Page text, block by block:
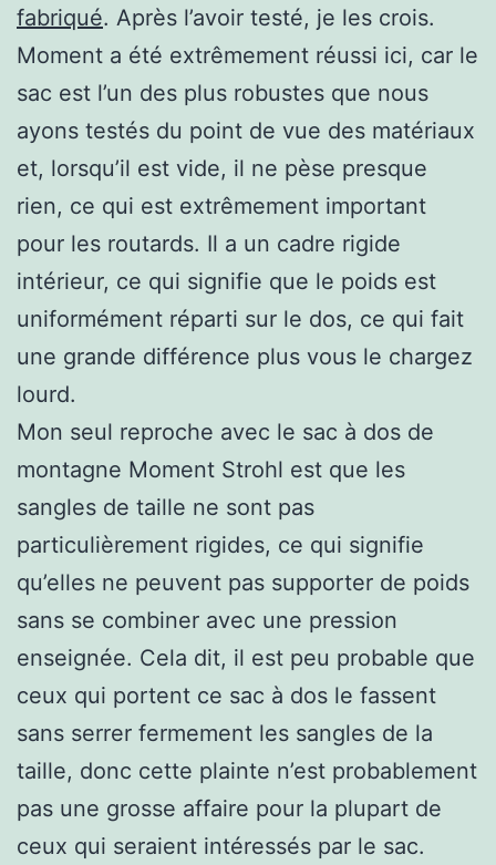
fabriqué. Après l’avoir testé, je les crois.
Moment a été extrêmement réussi ici, car le
sac est l’un des plus robustes que nous
ayons testés du point de vue des matériaux
et, lorsqu’il est vide, il ne pèse presque
rien, ce qui est extrêmement important
pour les routards. Il a un cadre rigide
intérieur, ce qui signifie que le poids est
uniformément réparti sur le dos, ce qui fait
une grande différence plus vous le chargez
lourd.
Mon seul reproche avec le sac à dos de
montagne Moment Strohl est que les
sangles de taille ne sont pas
particulièrement rigides, ce qui signifie
qu’elles ne peuvent pas supporter de poids
sans se combiner avec une pression
enseignée. Cela dit, il est peu probable que
ceux qui portent ce sac à dos le fassent
sans serrer fermement les sangles de la
taille, donc cette plainte n’est probablement
pas une grosse affaire pour la plupart de
ceux qui seraient intéressés par le sac.